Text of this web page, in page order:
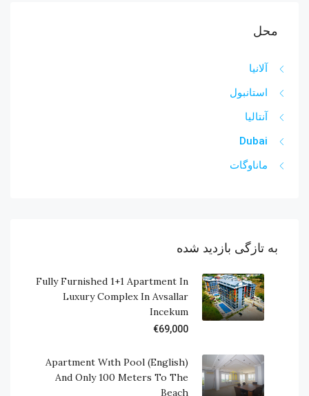
محل
آلانیا
استانبول
آنتالیا
Dubai
ماناوگات
به تازگی بازدید شده
Fully Furnished 1+1 Apartment In
Luxury Complex In Avsallar
Incekum
€69,000
(English) Apartment Wıth Pool
And Only 100 Meters To The
Beach